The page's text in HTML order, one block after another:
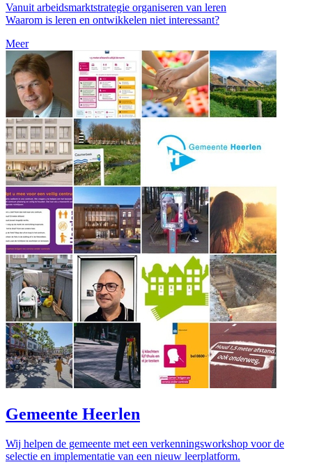
Vanuit arbeidsmarktstrategie organiseren van leren
Waarom is leren en ontwikkelen niet interessant?
Meer
Gemeente Heerlen
Wij helpen de gemeente met een verkenningsworkshop voor de
selectie en implementatie van een nieuw leerplatform.